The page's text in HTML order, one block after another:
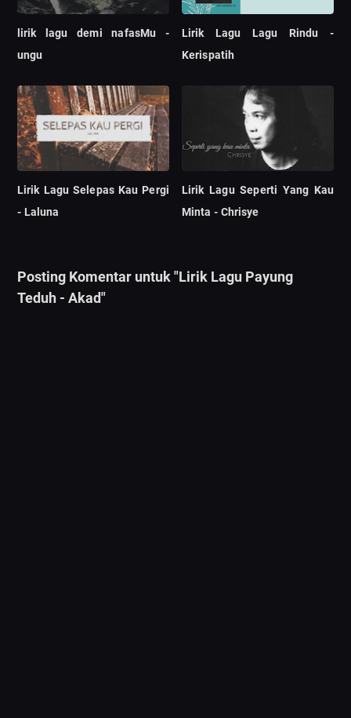
lirik lagu demi nafasMu -
ungu
Lirik Lagu Lagu Rindu -
Kerispatih
Lirik Lagu Selepas Kau Pergi
- Laluna
Lirik Lagu Seperti Yang Kau
Minta - Chrisye
Posting Komentar untuk "Lirik Lagu Payung
Teduh - Akad"